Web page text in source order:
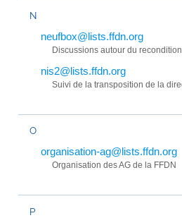
N
neufbox@lists.ffdn.org
Discussions autour du
nis2@lists.ffdn.org
Suivi de la transposition de la
O
organisation-ag@lists.ffdn.org
Organisation des AG de la FFDN
P